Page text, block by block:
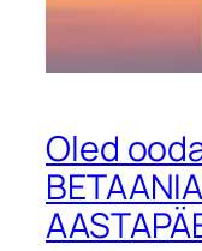
Oled